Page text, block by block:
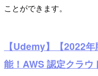
ことができます。
【Udemy】【2022
能！AWS 認定クラウ